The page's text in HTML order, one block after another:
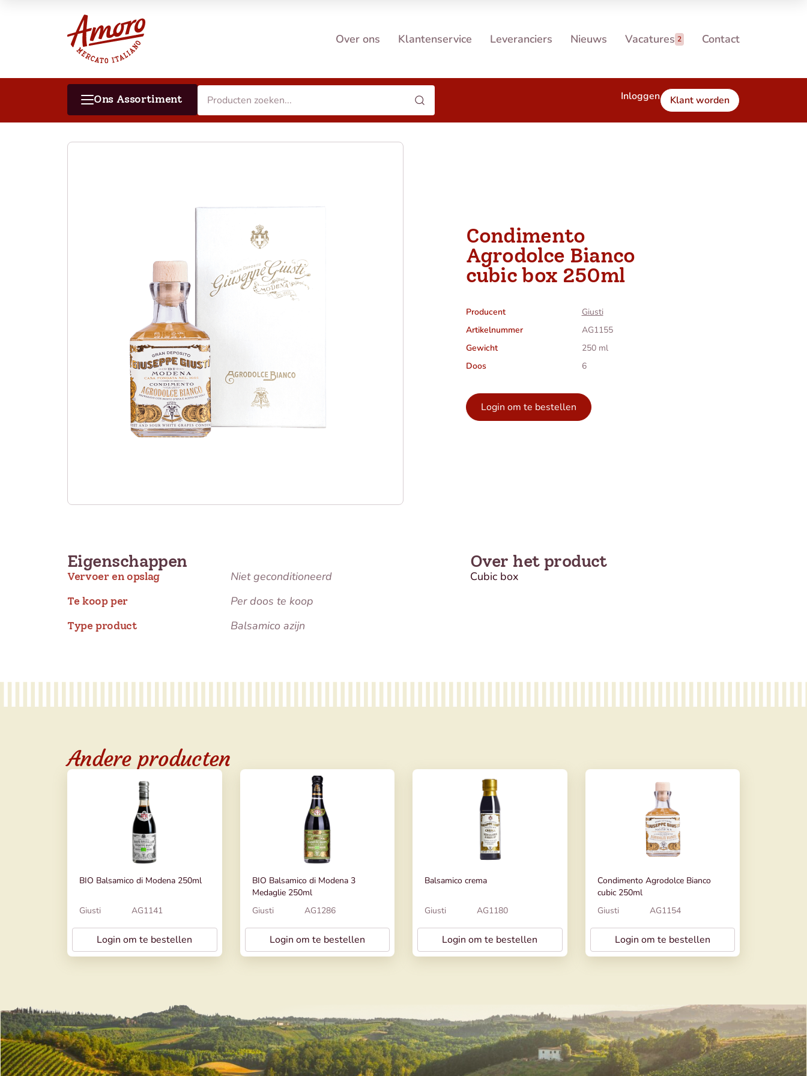
Over ons Klantenservice Leveranciers Nieuws Vacatures 2 Contact
Ons Assortiment Inloggen Klant worden
Condimento
Agrodolce Bianco
cubic box 250ml
Producent
Giusti
Artikelnummer
AG1155
Gewicht
250 ml
Doos
6
Login om te bestellen
Eigenschappen
Vervoer en opslag Niet geconditioneerd
Te koop per Per doos te koop
Type product Balsamico azijn
Over het product
Cubic box
Andere producten
BIO Balsamico di Modena 250ml
Giusti AG1141
Login om te bestellen
BIO Balsamico di Modena 3
Medaglie 250ml
Giusti
AG1286
Login om te bestellen
Balsamico crema
Giusti AG1180
Login om te bestellen
Condimento Agrodolce Bianco
cubic 250ml
Giusti
AG1154
Login om te bestellen